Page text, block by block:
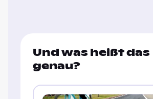
Und was heißt das
genau?